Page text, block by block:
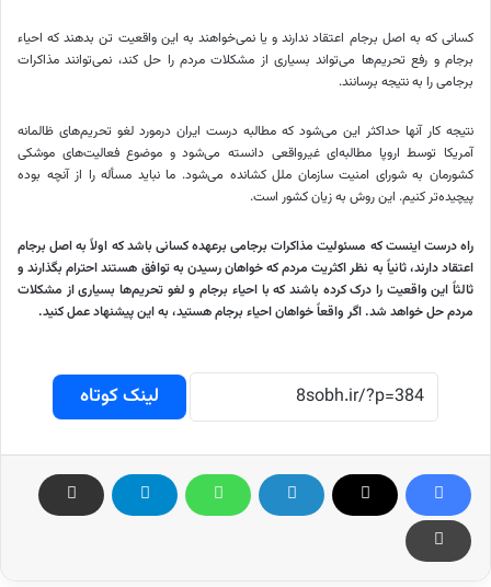
کسانی که به اصل برجام اعتقاد ندارند و یا نمی‌خواهند به این واقعیت تن بدهند که احیاء
برجام و رفع تحریم‌ها می‌تواند بسیاری از مشکلات مردم را حل کند، نمی‌توانند مذاکرات
برجامی را به نتیجه برسانند.
نتیجه کار آنها حداکثر این می‌شود که مطالبه درست ایران درمورد لغو تحریم‌های ظالمانه
آمریکا توسط اروپا مطالبه‌ای غیرواقعی دانسته می‌شود و موضوع فعالیت‌های موشکی
کشورمان به شورای امنیت سازمان ملل کشانده می‌شود. ما نباید مسأله را از آنچه بوده
پیچیده‌تر کنیم. این روش به زیان کشور است.
راه درست اینست که مسئولیت مذاکرات برجامی برعهده کسانی باشد که اولاً به اصل برجام
اعتقاد دارند، ثانیاً به نظر اکثریت مردم که خواهان رسیدن به توافق هستند احترام بگذارند و
ثالثاً این واقعیت را درک کرده باشند که با احیاء برجام و لغو تحریم‌ها بسیاری از مشکلات
مردم حل خواهد شد. اگر واقعاً خواهان احیاء برجام هستید، به این پیشنهاد عمل کنید.
لینک کوتاه